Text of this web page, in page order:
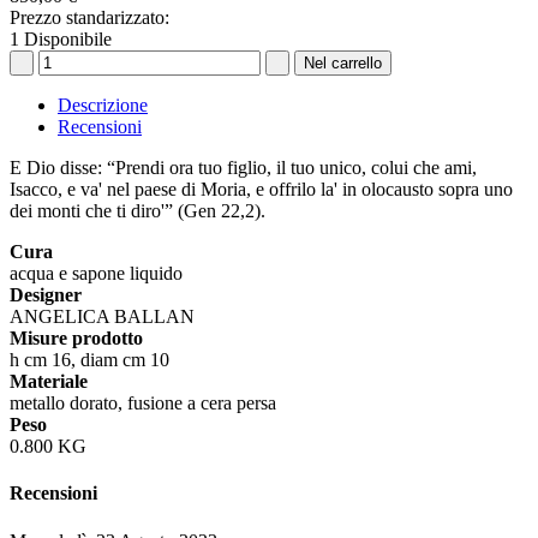
Prezzo standarizzato:
1 Disponibile
Descrizione
Recensioni
E Dio disse: “Prendi ora tuo figlio, il tuo unico, colui che ami,
Isacco, e va' nel paese di Moria, e offrilo la' in olocausto sopra uno
dei monti che ti diro'” (Gen 22,2).
Cura
acqua e sapone liquido
Designer
ANGELICA BALLAN
Misure prodotto
h cm 16, diam cm 10
Materiale
metallo dorato, fusione a cera persa
Peso
0.800 KG
Recensioni